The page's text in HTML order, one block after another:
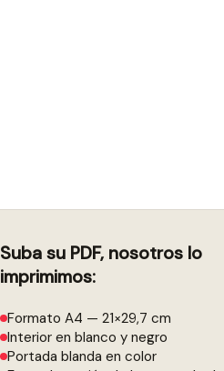
Suba su PDF, nosotros lo
imprimimos:
Formato A4 — 21×29,7 cm
Interior en blanco y negro
Portada blanda en color